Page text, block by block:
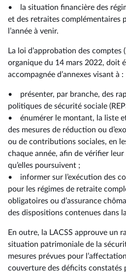
• la situation financière des
et des retraites complémentaires
l’année à venir.
La loi d’approbation des comptes
organique du 14 mars 2022, doit
accompagnée d’annexes visant à :
• présenter, par branche, des
politiques de sécurité sociale
• énumérer le montant, la liste et
des mesures de réduction ou
ou de contributions sociales, en
chaque année, afin de vérifier
qu’elles poursuivent ;
• informer sur l’exécution des
pour les régimes de retraite
obligatoires ou d’assurance
des dispositions contenues dans la
En outre, la LACSS approuve un
situation patrimoniale de la
mesures prévues pour
couverture des déficits constatés